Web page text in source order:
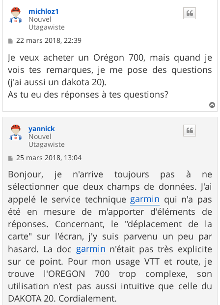
michloz1
Nouvel
Utagawiste
M
s
s
a
g
e
22 mars 2018, 22:39
Je veux acheter un Orégon 700, mais quand je
vois tes remarques, je me pose des questions
(j'ai aussi un dakota 20).
As tu eu des réponses à tes questions?
a
yannick
Nouvel
Utagawiste
M
s
s
a
g
e
25 mars 2018, 13:04
Bonjour, je n'arrive toujours pas à ne
sélectionner que deux champs de données. J'ai
appelé le service techniquegarmin qui n'a pas
été en mesure de m'apporter d'éléments de
réponses. Concernant, le "déplacement de la
carte" sur l'écran, j'y suis parvenu un peu par
hasard. La doc garmin n'était pas très explicite
sur ce point. Pour mon usage VTT et route, je
trouve l'OREGON 700 trop complexe, son
utilisation n'est pas aussi intuitive que celle du
DAKOTA 20. Cordialement.